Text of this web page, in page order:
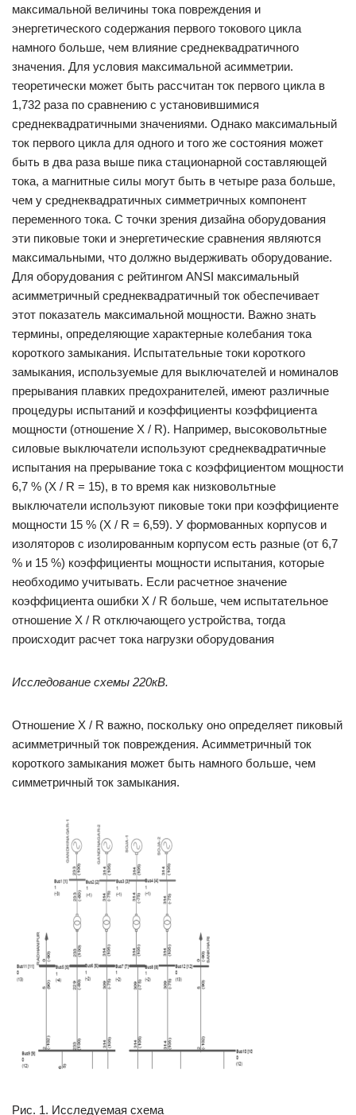
максимальной величины тока повреждения и
энергетического содержания первого токового цикла
намного больше, чем влияние среднеквадратичного
значения. Для условия максимальной асимметрии.
теоретически может быть рассчитан ток первого цикла в
1,732 раза по сравнению с установившимися
среднеквадратичными значениями. Однако максимальный
ток первого цикла для одного и того же состояния может
быть в два раза выше пика стационарной составляющей
тока, а магнитные силы могут быть в четыре раза больше,
чем у среднеквадратичных симметричных компонент
переменного тока. С точки зрения дизайна оборудования
эти пиковые токи и энергетические сравнения являются
максимальными, что должно выдерживать оборудование.
Для оборудования с рейтингом ANSI максимальный
асимметричный среднеквадратичный ток обеспечивает
этот показатель максимальной мощности. Важно знать
термины, определяющие характерные колебания тока
короткого замыкания. Испытательные токи короткого
замыкания, используемые для выключателей и номиналов
прерывания плавких предохранителей, имеют различные
процедуры испытаний и коэффициенты коэффициента
мощности (отношение X / R). Например, высоковольтные
силовые выключатели используют среднеквадратичные
испытания на прерывание тока с коэффициентом мощности
6,7 % (X / R = 15), в то время как низковольтные
выключатели используют пиковые токи при коэффициенте
мощности 15 % (X / R = 6,59). У формованных корпусов и
изоляторов с изолированным корпусом есть разные (от 6,7
% и 15 %) коэффициенты мощности испытания, которые
необходимо учитывать. Если расчетное значение
коэффициента ошибки X / R больше, чем испытательное
отношение X / R отключающего устройства, тогда
происходит расчет тока нагрузки оборудования
Исследование схемы 220кВ.
Отношение X / R важно, поскольку оно определяет пиковый
асимметричный ток повреждения. Асимметричный ток
короткого замыкания может быть намного больше, чем
симметричный ток замыкания.
Рис. 1. Исследуемая схема